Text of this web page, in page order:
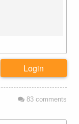
Login
83comments